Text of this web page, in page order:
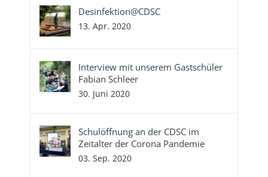
Desinfektion@CDSC
13. Apr. 2020
Interview mit unserem Gastschüler
Fabian Schleer
30. Juni 2020
Schulöffnung an der CDSC im
Zeitalter der Corona Pandemie
03. Sep. 2020